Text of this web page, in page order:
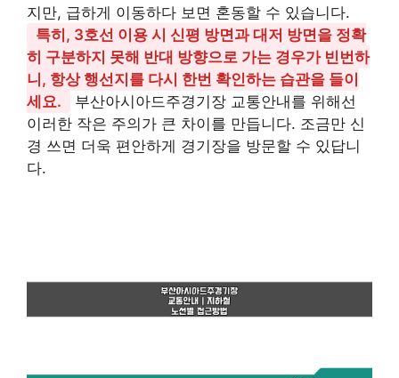
지만, 급하게 이동하다 보면 혼동할 수 있습니다.
특히, 3호선 이용 시 신평 방면과 대저 방면을 정확
히 구분하지 못해 반대 방향으로 가는 경우가 빈번하
니, 항상 행선지를 다시 한번 확인하는 습관을 들이
세요.
부산아시아드주경기장 교통안내를 위해선
이러한 작은 주의가 큰 차이를 만듭니다. 조금만 신
경 쓰면 더욱 편안하게 경기장을 방문할 수 있답니
다.